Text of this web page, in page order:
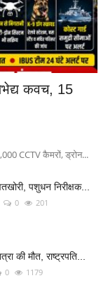
कवच, 15
CCTV कैमरों, ड्रोन...
पशुधन निरीक्षक...
0 201
की मौत, राष्ट्रपति...
0 1179